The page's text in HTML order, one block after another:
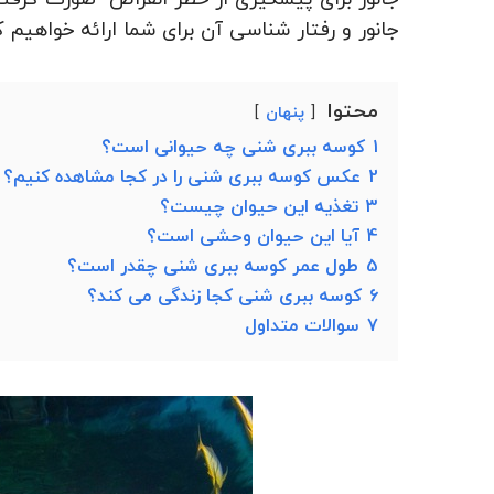
جانور و رفتار شناسی آن برای شما ارائه خواهیم
محتوا پنهان
1 کوسه ببری شنی چه حیوانی است؟
2 عکس کوسه ببری شنی را در کجا مشاهده کنیم؟
3 تغذیه این حیوان چیست؟
4 آیا این حیوان وحشی است؟
5 طول عمر کوسه ببری شنی چقدر است؟
6 کوسه ببری شنی کجا زندگی می کند؟
7 سوالات متداول